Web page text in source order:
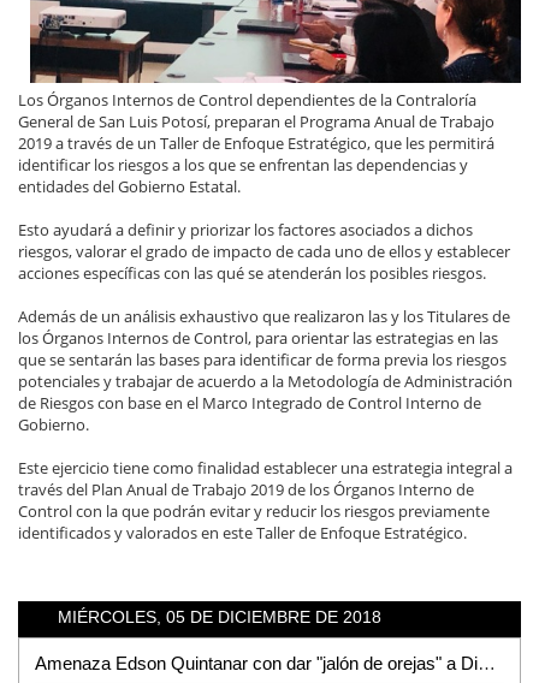
Los Órganos Internos de Control dependientes de la Contraloría
General de San Luis Potosí, preparan el Programa Anual de Trabajo
2019 a través de un Taller de Enfoque Estratégico, que les permitirá
identificar los riesgos a los que se enfrentan las dependencias y
entidades del Gobierno Estatal.
Esto ayudará a definir y priorizar los factores asociados a dichos
riesgos, valorar el grado de impacto de cada uno de ellos y establecer
acciones específicas con las qué se atenderán los posibles riesgos.
Además de un análisis exhaustivo que realizaron las y los Titulares de
los Órganos Internos de Control, para orientar las estrategias en las
que se sentarán las bases para identificar de forma previa los riesgos
potenciales y trabajar de acuerdo a la Metodología de Administración
de Riesgos con base en el Marco Integrado de Control Interno de
Gobierno.
Este ejercicio tiene como finalidad establecer una estrategia integral a
través del Plan Anual de Trabajo 2019 de los Órganos Interno de
Control con la que podrán evitar y reducir los riesgos previamente
identificados y valorados en este Taller de Enfoque Estratégico.
MIÉRCOLES, 05 DE DICIEMBRE DE 2018
Amenaza Edson Quintanar con dar "jalón de orejas" a Diputadas que aprobaron incremento al agua